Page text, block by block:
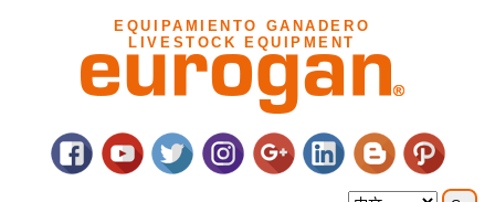
EQUIPAMIENTO GANADERO
LIVESTOCK EQUIPMENT